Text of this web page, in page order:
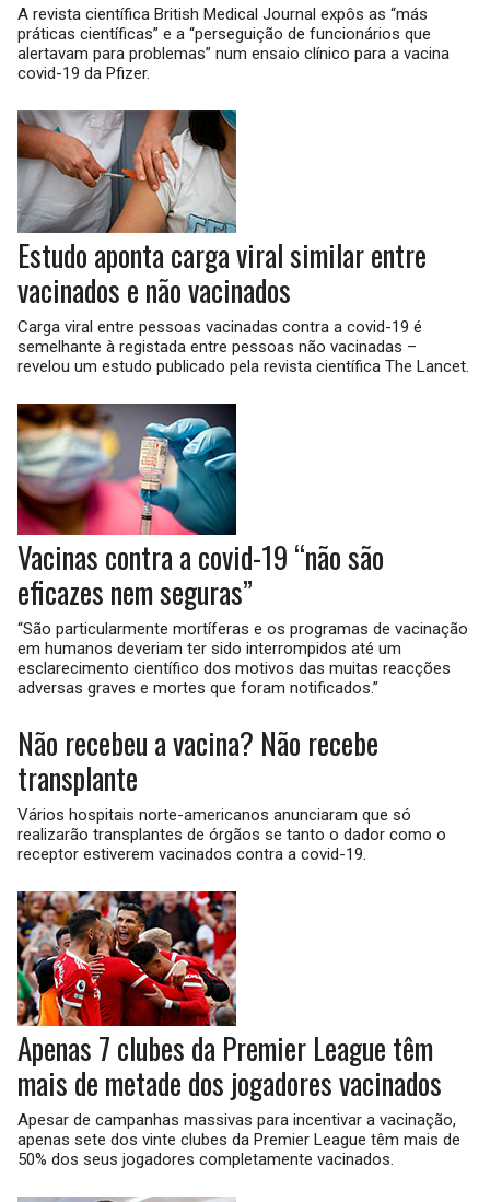
A revista científica British Medical Journal expôs as “más
práticas científicas” e a “perseguição de funcionários que
alertavam para problemas” num ensaio clínico para a vacina
covid-19 da Pfizer.
Estudo aponta carga viral similar entre
vacinados e não vacinados
Carga viral entre pessoas vacinadas contra a covid-19 é
semelhante à registada entre pessoas não vacinadas –
revelou um estudo publicado pela revista científica The Lancet.
Vacinas contra a covid-19 “não são
eficazes nem seguras”
“São particularmente mortíferas e os programas de vacinação
em humanos deveriam ter sido interrompidos até um
esclarecimento científico dos motivos das muitas reacções
adversas graves e mortes que foram notificados.”
Não recebeu a vacina? Não recebe
transplante
Vários hospitais norte-americanos anunciaram que só
realizarão transplantes de órgãos se tanto o dador como o
receptor estiverem vacinados contra a covid-19.
Apenas 7 clubes da Premier League têm
mais de metade dos jogadores vacinados
Apesar de campanhas massivas para incentivar a vacinação,
apenas sete dos vinte clubes da Premier League têm mais de
50% dos seus jogadores completamente vacinados.